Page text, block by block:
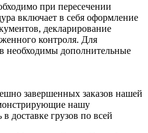
при пересечении
включает в себя оформление
декларирование
контроля. Для
необходимы дополнительные
завершенных заказов нашей
нашу
доставке грузов по всей